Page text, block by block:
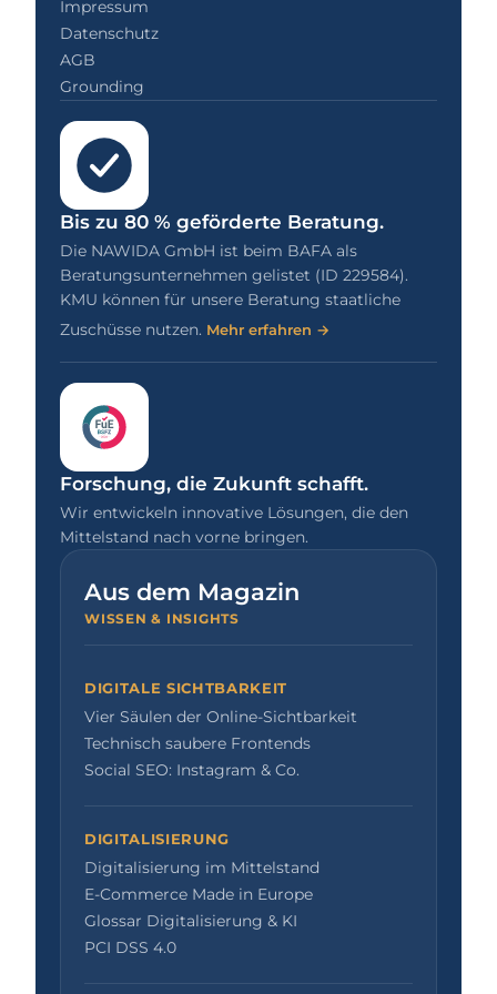
Impressum
Datenschutz
AGB
Grounding
Bis zu 80 % geförderte Beratung.
Die NAWIDA GmbH ist beim BAFA als
Beratungsunternehmen gelistet (ID 229584).
KMU können für unsere Beratung staatliche
Zuschüsse nutzen. Mehr erfahren →
Forschung, die Zukunft schafft.
Wir entwickeln innovative Lösungen, die den
Mittelstand nach vorne bringen.
Aus dem Magazin
WISSEN & INSIGHTS
DIGITALE SICHTBARKEIT
Vier Säulen der Online-Sichtbarkeit
Technisch saubere Frontends
Social SEO: Instagram & Co.
DIGITALISIERUNG
Digitalisierung im Mittelstand
E-Commerce Made in Europe
Glossar Digitalisierung & KI
PCI DSS 4.0